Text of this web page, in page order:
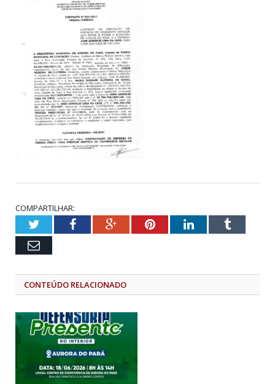
COMPARTILHAR:
TwitterFacebookGoogle+PinterestLinkedInTumblr
Email
CONTEÚDO RELACIONADO